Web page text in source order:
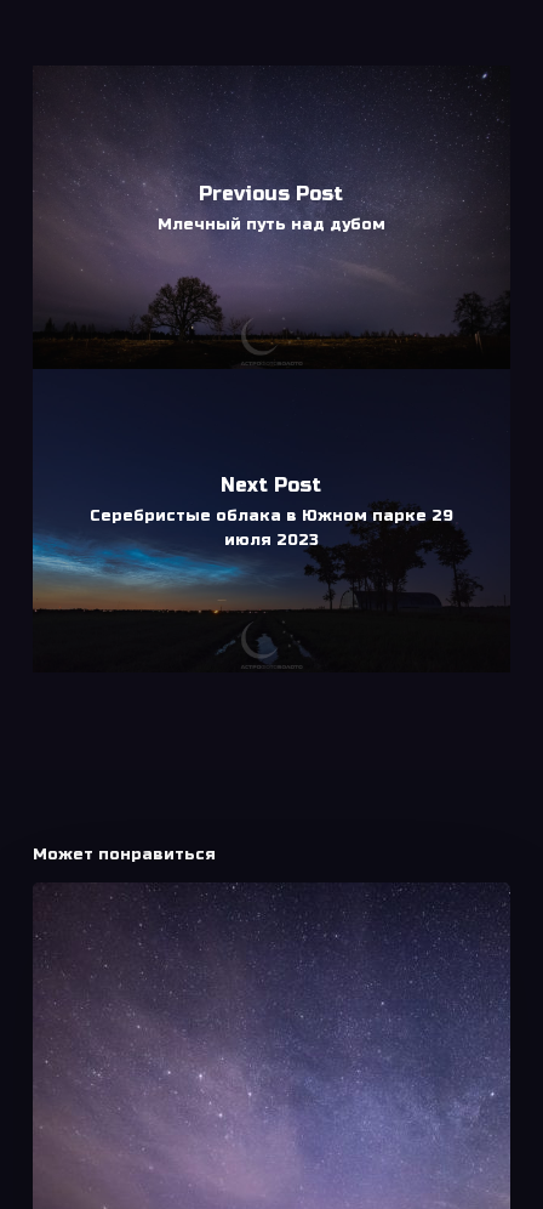
Previous Post
Млечный путь над дубом
Next Post
Серебристые облака в Южном парке 29
июля 2023
Может понравиться